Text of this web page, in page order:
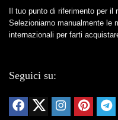
Il tuo punto di riferimento per il
Selezioniamo manualmente le
internazionali per farti
Seguici su: